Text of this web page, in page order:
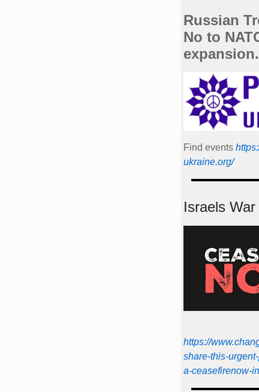
Russian
No to
expansion.
Find events
ukraine.org/
Israels
https://
share-this-
a-ceasefirenow-